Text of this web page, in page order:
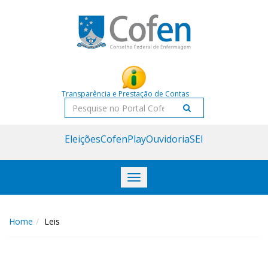
Transparência e Prestação de Contas
Pesquisar
EleiçõesCofenPlayOuvidoriaSEI
Toggle
navigation
Home Leis